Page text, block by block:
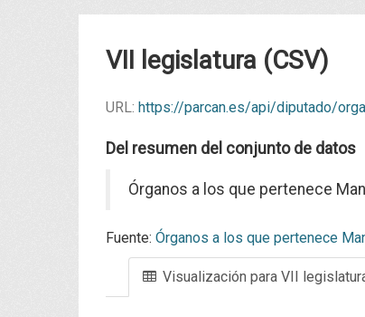
VII legislatura (CSV)
URL: https://parcan.es/api/diputado/
Del resumen del conjunto de datos
Órganos a los que pertenece
Fuente: Órganos a los que pertenece
Visualización para VII